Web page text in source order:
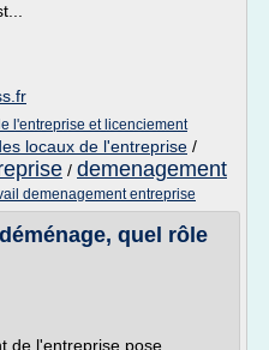
l'entreprise et licenciement
locaux de l'entreprise /
/ demenagement
demenagement entreprise
quel rôle
de l'entreprise pose